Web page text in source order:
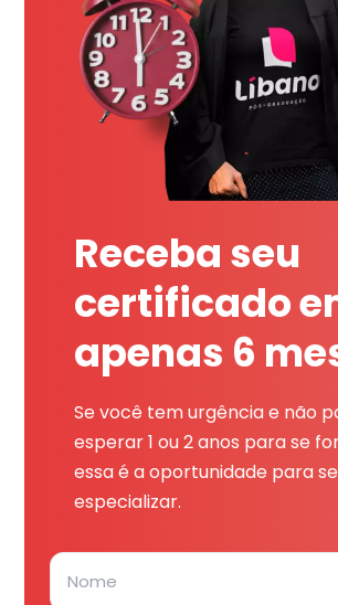
Receba seu
certificado
apenas 6
Se você tem urgência e não
esperar 1 ou 2 anos para se
essa é a oportunidade para se
especializar.